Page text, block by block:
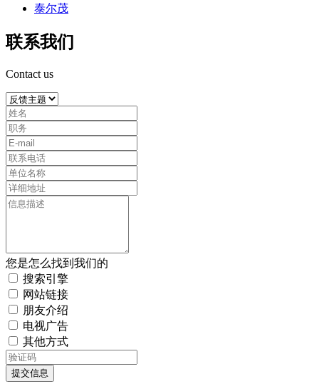
泰尔茂
联系我们
Contact us
您是怎么找到我们的
搜索引擎
网站链接
朋友介绍
电视广告
其他方式
提交信息